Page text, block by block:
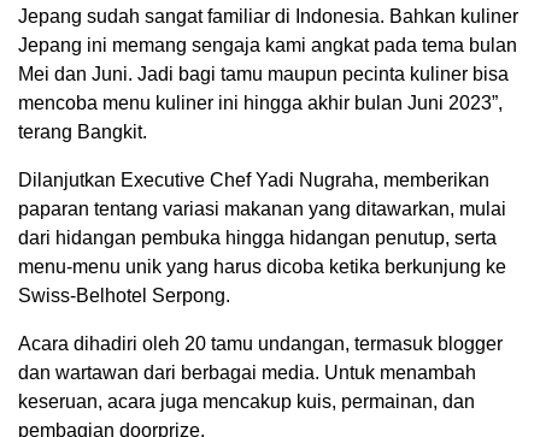
Jepang sudah sangat familiar di Indonesia. Bahkan kuliner
Jepang ini memang sengaja kami angkat pada tema bulan
Mei dan Juni. Jadi bagi tamu maupun pecinta kuliner bisa
mencoba menu kuliner ini hingga akhir bulan Juni 2023”,
terang Bangkit.
Dilanjutkan Executive Chef Yadi Nugraha, memberikan
paparan tentang variasi makanan yang ditawarkan, mulai
dari hidangan pembuka hingga hidangan penutup, serta
menu-menu unik yang harus dicoba ketika berkunjung ke
Swiss-Belhotel Serpong.
Acara dihadiri oleh 20 tamu undangan, termasuk blogger
dan wartawan dari berbagai media. Untuk menambah
keseruan, acara juga mencakup kuis, permainan, dan
pembagian doorprize.